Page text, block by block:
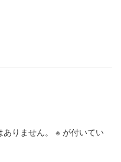
りません。 ※ が付いてい